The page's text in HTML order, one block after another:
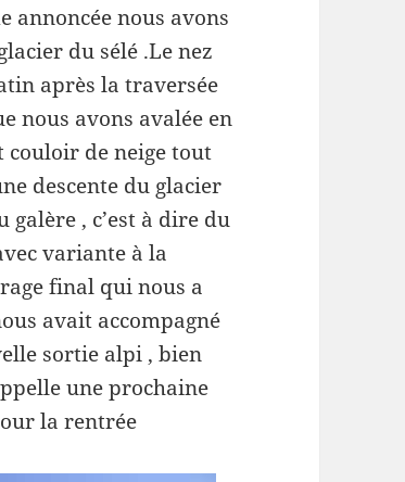
annoncée nous avons
du sélé .Le nez
après la traversée
nous avons avalée en
couloir de neige tout
descente du glacier
galère , c’est à dire du
variante à la
final qui nous a
avait accompagné
sortie alpi , bien
une prochaine
la rentrée